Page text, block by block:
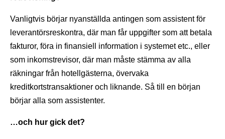
Vanligtvis börjar nyanställda antingen som assistent för
leverantörsreskontra, där man får uppgifter som att betala
fakturor, föra in finansiell information i systemet etc., eller
som inkomstrevisor, där man måste stämma av alla
räkningar från hotellgästerna, övervaka
kreditkortstransaktioner och liknande. Så till en början
börjar alla som assistenter.
…och hur gick det?